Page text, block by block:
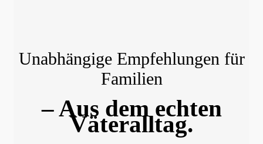
Unabhängige Empfehlungen für
Familien
– Aus dem echten
Väteralltag.